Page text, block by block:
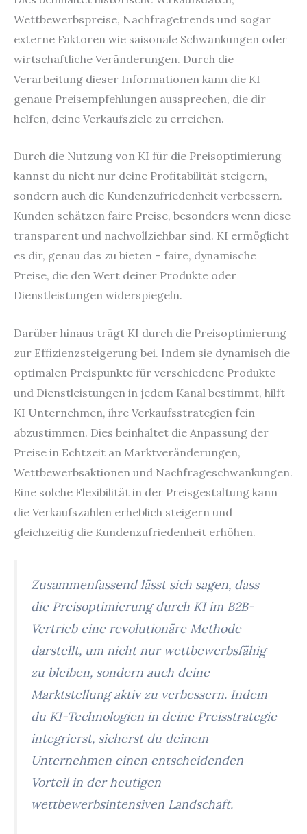
Wettbewerbspreise, Nachfragetrends und sogar
externe Faktoren wie saisonale Schwankungen oder
wirtschaftliche Veränderungen. Durch die
Verarbeitung dieser Informationen kann die KI
genaue Preisempfehlungen aussprechen, die dir
helfen, deine Verkaufsziele zu erreichen.
Durch die Nutzung von KI für die Preisoptimierung
kannst du nicht nur deine Profitabilität steigern,
sondern auch die Kundenzufriedenheit verbessern.
Kunden schätzen faire Preise, besonders wenn diese
transparent und nachvollziehbar sind. KI ermöglicht
es dir, genau das zu bieten – faire, dynamische
Preise, die den Wert deiner Produkte oder
Dienstleistungen widerspiegeln.
Darüber hinaus trägt KI durch die Preisoptimierung
zur Effizienzsteigerung bei. Indem sie dynamisch die
optimalen Preispunkte für verschiedene Produkte
und Dienstleistungen in jedem Kanal bestimmt, hilft
KI Unternehmen, ihre Verkaufsstrategien fein
abzustimmen. Dies beinhaltet die Anpassung der
Preise in Echtzeit an Marktveränderungen,
Wettbewerbsaktionen und Nachfrageschwankungen.
Eine solche Flexibilität in der Preisgestaltung kann
die Verkaufszahlen erheblich steigern und
gleichzeitig die Kundenzufriedenheit erhöhen.
Zusammenfassend lässt sich sagen, dass
die Preisoptimierung durch KI im B2B-
Vertrieb eine revolutionäre Methode
darstellt, um nicht nur wettbewerbsfähig
zu bleiben, sondern auch deine
Marktstellung aktiv zu verbessern. Indem
du KI-Technologien in deine Preisstrategie
integrierst, sicherst du deinem
Unternehmen einen entscheidenden
Vorteil in der heutigen
wettbewerbsintensiven Landschaft.